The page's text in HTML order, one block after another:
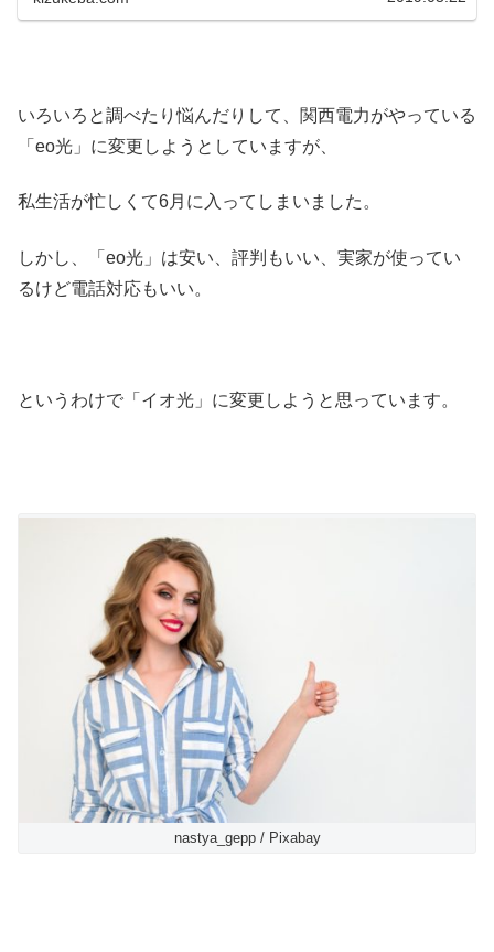
いろいろと調べたり悩んだりして、関西電力がやっている
「eo光」に変更しようとしていますが、
私生活が忙しくて6月に入ってしまいました。
しかし、「eo光」は安い、評判もいい、実家が使ってい
るけど電話対応もいい。
というわけで「イオ光」に変更しようと思っています。
nastya_gepp / Pixabay